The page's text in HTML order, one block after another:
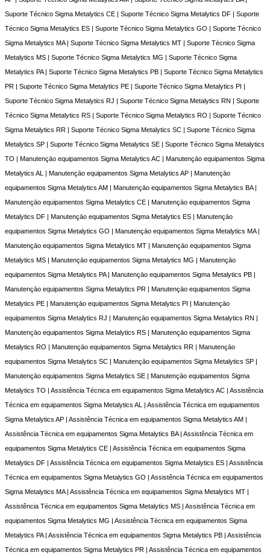
Suporte Técnico Sigma Metalytics CE | Suporte Técnico Sigma Metalytics DF | Suporte
Técnico Sigma Metalytics ES | Suporte Técnico Sigma Metalytics GO | Suporte Técnico
Sigma Metalytics MA | Suporte Técnico Sigma Metalytics MT | Suporte Técnico Sigma
Metalytics MS | Suporte Técnico Sigma Metalytics MG | Suporte Técnico Sigma
Metalytics PA | Suporte Técnico Sigma Metalytics PB | Suporte Técnico Sigma Metalytics
PR | Suporte Técnico Sigma Metalytics PE | Suporte Técnico Sigma Metalytics PI |
Suporte Técnico Sigma Metalytics RJ | Suporte Técnico Sigma Metalytics RN | Suporte
Técnico Sigma Metalytics RS | Suporte Técnico Sigma Metalytics RO | Suporte Técnico
Sigma Metalytics RR | Suporte Técnico Sigma Metalytics SC | Suporte Técnico Sigma
Metalytics SP | Suporte Técnico Sigma Metalytics SE | Suporte Técnico Sigma Metalytics
TO | Manutençāo equipamentos Sigma Metalytics AC | Manutençāo equipamentos Sigma
Metalytics AL | Manutençāo equipamentos Sigma Metalytics AP | Manutençāo
equipamentos Sigma Metalytics AM | Manutençāo equipamentos Sigma Metalytics BA |
Manutençāo equipamentos Sigma Metalytics CE | Manutençāo equipamentos Sigma
Metalytics DF | Manutençāo equipamentos Sigma Metalytics ES | Manutençāo
equipamentos Sigma Metalytics GO | Manutençāo equipamentos Sigma Metalytics MA |
Manutençāo equipamentos Sigma Metalytics MT | Manutençāo equipamentos Sigma
Metalytics MS | Manutençāo equipamentos Sigma Metalytics MG | Manutençāo
equipamentos Sigma Metalytics PA | Manutençāo equipamentos Sigma Metalytics PB |
Manutençāo equipamentos Sigma Metalytics PR | Manutençāo equipamentos Sigma
Metalytics PE | Manutençāo equipamentos Sigma Metalytics PI | Manutençāo
equipamentos Sigma Metalytics RJ | Manutençāo equipamentos Sigma Metalytics RN |
Manutençāo equipamentos Sigma Metalytics RS | Manutençāo equipamentos Sigma
Metalytics RO | Manutençāo equipamentos Sigma Metalytics RR | Manutençāo
equipamentos Sigma Metalytics SC | Manutençāo equipamentos Sigma Metalytics SP |
Manutençāo equipamentos Sigma Metalytics SE | Manutençāo equipamentos Sigma
Metalytics TO | Assistência Técnica em equipamentos Sigma Metalytics AC | Assistência
Técnica em equipamentos Sigma Metalytics AL | Assistência Técnica em equipamentos
Sigma Metalytics AP | Assistência Técnica em equipamentos Sigma Metalytics AM |
Assistência Técnica em equipamentos Sigma Metalytics BA | Assistência Técnica em
equipamentos Sigma Metalytics CE | Assistência Técnica em equipamentos Sigma
Metalytics DF | Assistência Técnica em equipamentos Sigma Metalytics ES | Assistência
Técnica em equipamentos Sigma Metalytics GO | Assistência Técnica em equipamentos
Sigma Metalytics MA | Assistência Técnica em equipamentos Sigma Metalytics MT |
Assistência Técnica em equipamentos Sigma Metalytics MS | Assistência Técnica em
equipamentos Sigma Metalytics MG | Assistência Técnica em equipamentos Sigma
Metalytics PA | Assistência Técnica em equipamentos Sigma Metalytics PB | Assistência
Técnica em equipamentos Sigma Metalytics PR | Assistência Técnica em equipamentos